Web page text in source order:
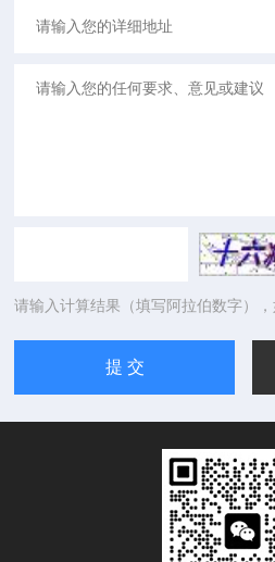
请输入计算结果（填写阿拉伯数字）